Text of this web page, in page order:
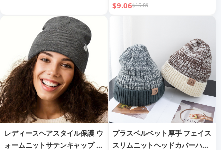
$9.06$15.89
レディースヘアスタイル保護 ウ
ォームニットサテンキャップ ウ
プラスベルベット厚手 フェイス
スリムニットヘッドカバーハッ